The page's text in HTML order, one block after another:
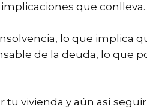
que conlleva.
lo que implica
de la deuda, lo que
vivienda y aún así seguir